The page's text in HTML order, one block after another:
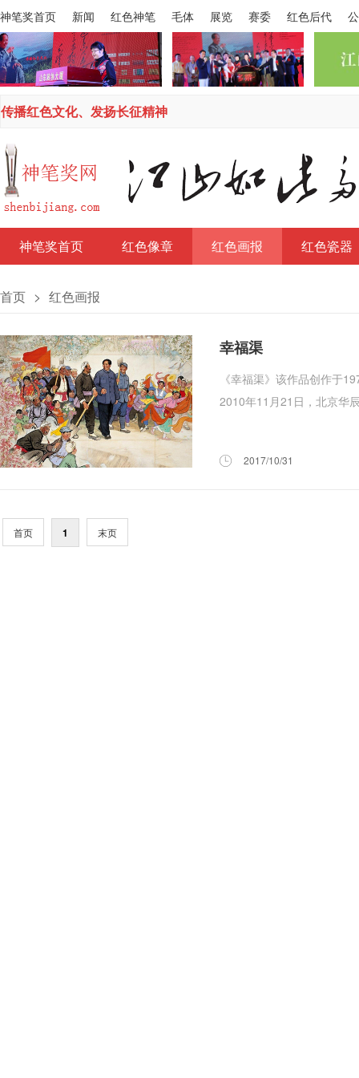
神笔奖首页 新闻 红色神笔 毛体 展览 赛委 红色后代
传播红色文化、发扬长征精神
神笔奖首页 红色像章 红色画报 红色瓷器
首页 > 红色画报
幸福渠
《幸福渠》该作品创作于
2010年11月21日，北京华
2017/10/31
首页 1 末页